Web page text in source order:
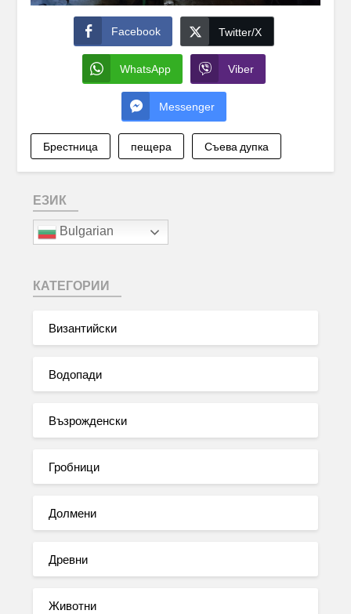
Facebook Twitter/X
WhatsApp Viber
Messenger
Брестница пещера Съева дупка
ЕЗИК
Bulgarian
КАТЕГОРИИ
Византийски
Водопади
Възрожденски
Гробници
Долмени
Древни
Животни